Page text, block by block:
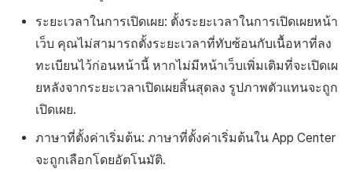
ระยะเวลาในการเปิดเผย: ตั้งระยะเวลาในการเปิดเผยหน้า
เว็บ คุณไม่สามารถตั้งระยะเวลาที่ทับซ้อนกับเนื้อหาที่ลง
ทะเบียนไว้ก่อนหน้านี้ หากไม่มีหน้าเว็บเพิ่มเติมที่จะเปิดเผ
ยหลังจากระยะเวลาเปิดเผยสิ้นสุดลง รูปภาพตัวแทนจะถูก
เปิดเผย.
ภาษาที่ตั้งค่าเริ่มต้น: ภาษาที่ตั้งค่าเริ่มต้นใน App Center
จะถูกเลือกโดยอัตโนมัติ.